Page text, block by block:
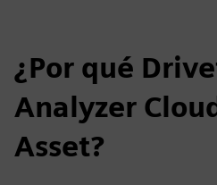
¿Por qué
Analyzer
Asset?